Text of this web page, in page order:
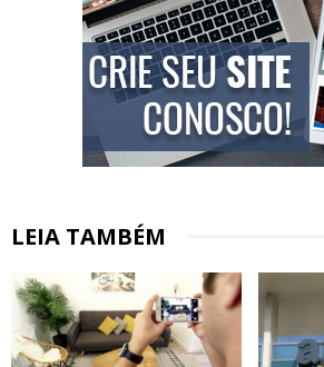
LEIA TAMBÉM